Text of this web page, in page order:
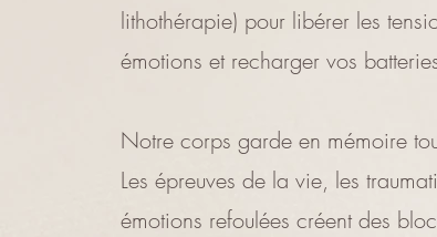
lithothérapie) pour libérer les
émotions et recharger vos
Notre corps garde en mémoire
Les épreuves de la vie, les
émotions refoulées créent des